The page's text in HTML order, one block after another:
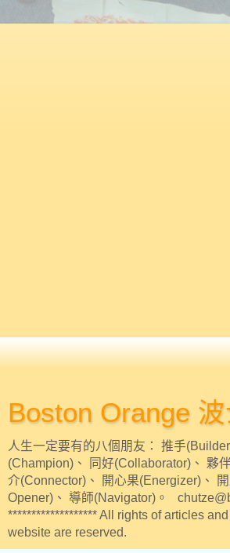
Boston Orange
人生一定要有的八個朋友： 推手
(Champion)、 同好(Collaborator)、 夥
介(Connector)、 開心果(Energizer)、
Opener)、 導師(Navigator)。
******************* All rights of articles
website are reserved.